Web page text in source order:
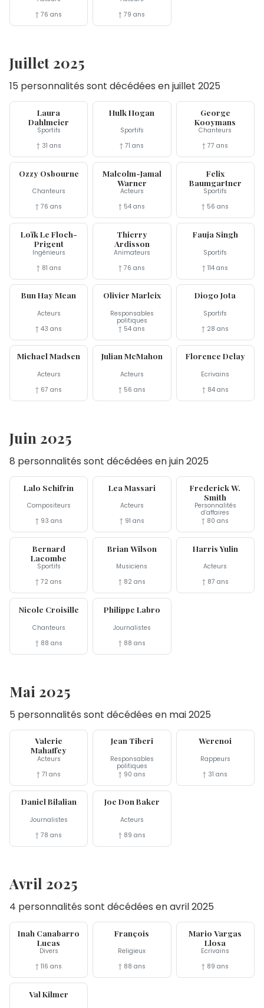
† 76 ans
† 79 ans
Juillet 2025
15 personnalités sont décédées en juillet 2025
28 jul
Laura
Dahlmeier
Sportifs
† 31 ans
Hulk Hogan
Sportifs
† 71 ans
George
Kooymans
Chanteurs
† 77 ans
22 jul
Ozzy Osbourne
Chanteurs
† 76 ans
20 jul
Malcolm-Jamal
Warner
Acteurs
† 54 ans
17 jul
Felix
Baumgartner
Sportifs
† 56 ans
16 jul
Loïk Le Floch-
Prigent
Ingénieurs
† 81 ans
14 jul
Thierry
Ardisson
Animateurs
† 76 ans
14 jul
Fauja Singh
Sportifs
† 114 ans
10 jul
Bun Hay Mean
Acteurs
† 43 ans
7 jul
Olivier Marleix
Responsables
politiques
† 54 ans
3 jul
Diogo Jota
Sportifs
† 28 ans
3 jul
Michael Madsen
Acteurs
† 67 ans
2 jul
Julian McMahon
Acteurs
† 56 ans
1er jul
Florence Delay
Écrivains
† 84 ans
Juin 2025
8 personnalités sont décédées en juin 2025
26 jun
Lalo Schifrin
Compositeurs
† 93 ans
Lea Massari
Acteurs
† 91 ans
Frederick W.
Smith
Personnalités
d’affaires
† 80 ans
17 jun
Bernard
Lacombe
Sportifs
† 72 ans
11 jun
Brian Wilson
Musiciens
† 82 ans
10 jun
Harris Yulin
Acteurs
† 87 ans
4 jun
Nicole Croisille
Chanteurs
† 88 ans
4 jun
Philippe Labro
Journalistes
† 88 ans
Mai 2025
5 personnalités sont décédées en mai 2025
30 mai
Valerie
Mahaffey
Acteurs
† 71 ans
Jean Tiberi
Responsables
politiques
† 90 ans
Werenoi
Rappeurs
† 31 ans
14 mai
Daniel Bilalian
Journalistes
† 78 ans
7 mai
Joe Don Baker
Acteurs
† 89 ans
Avril 2025
4 personnalités sont décédées en avril 2025
30 avr
Inah Canabarro
Lucas
Divers
† 116 ans
François
Religieux
† 88 ans
Mario Vargas
Llosa
Écrivains
† 89 ans
1er avr
Val Kilmer